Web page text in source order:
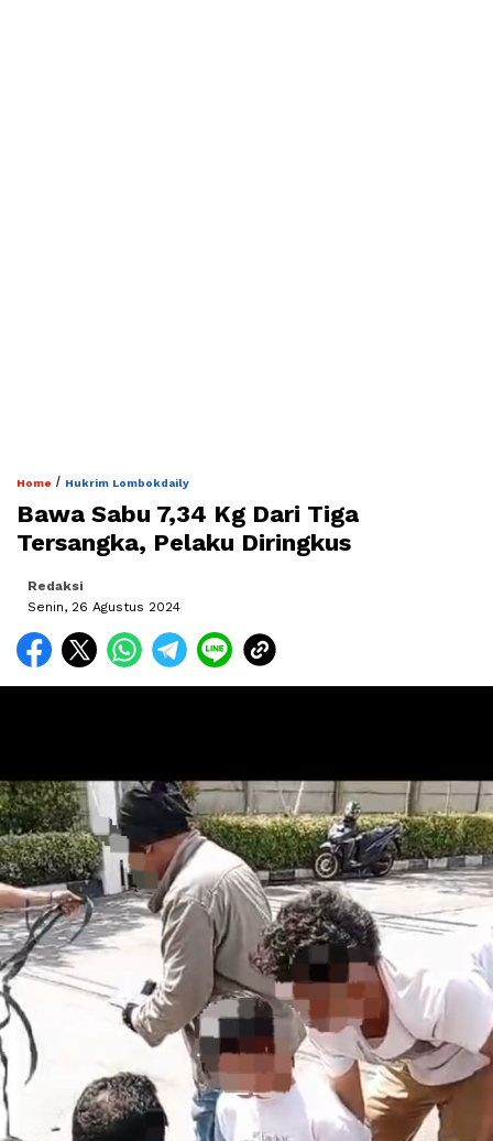
Home / Hukrim Lombokdaily
Bawa Sabu 7,34 Kg Dari Tiga
Tersangka, Pelaku Diringkus
Redaksi
Senin, 26 Agustus 2024